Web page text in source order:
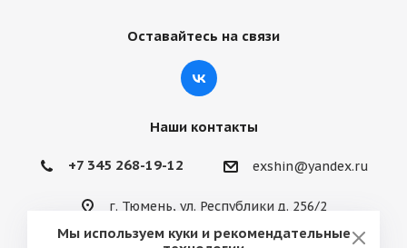
Оставайтесь на связи
Наши контакты
+7 345 268-19-12 exshin@yandex.ru
г. Тюмень, ул. Республики д. 256/2
Мы используем куки и рекомендательные